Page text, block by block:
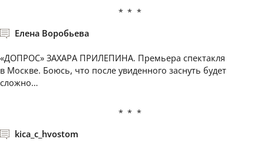
***
Елена Воробьева
«ДОПРОС» ЗАХАРА ПРИЛЕПИНА. Премьера спектакля
в Москве. Боюсь, что после увиденного заснуть будет
сложно…
***
kica_c_hvostom